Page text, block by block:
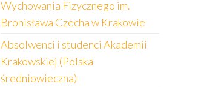
Wychowania Fizycznego im.
Bronisława Czecha w Krakowie
Absolwenci i studenci Akademii
Krakowskiej (Polska
średniowieczna)